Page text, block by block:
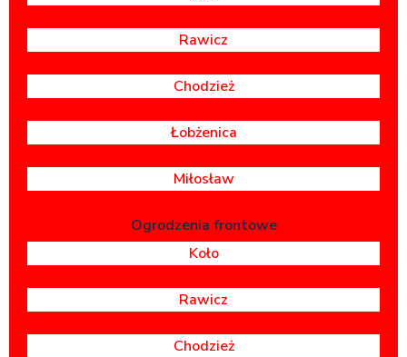
Rawicz
Chodzież
Łobżenica
Miłosław
Ogrodzenia frontowe
Koło
Rawicz
Chodzież